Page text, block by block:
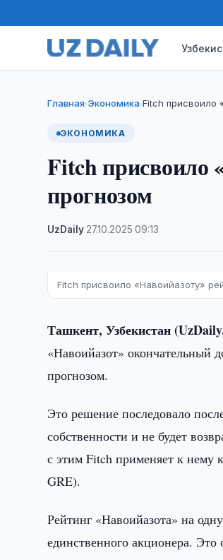
Главная›Экономика›Fitch присвоило
ЭКОНОМИКА
Fitch присвоило
прогнозом
UzDaily 27.10.2025 ·09:13
Fitch присвоило «Навоийазоту»
Ташкент, Узбекистан
«Навоийазот» окончательный
прогнозом.
Это решение последовало
собственности и не будет
с этим Fitch применяет к нему
GRE).
Рейтинг «Навоийазота» на
единственного акционера. Это